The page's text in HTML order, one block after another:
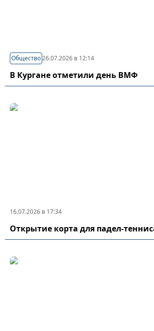
Общество26.07.2026 в 12:14
В Кургане отметили день ВМФ
16.07.2026 в 17:34
Открытие корта для падел-